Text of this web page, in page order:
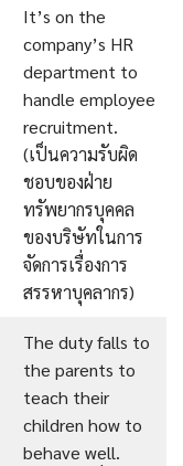
It’s on the
company’s HR
department to
handle employee
recruitment.
(เป็นความรับผิด
ชอบของฝ่าย
ทรัพยากรบุคคล
ของบริษัทในการ
จัดการเรื่องการ
สรรหาบุคลากร)
The duty falls to
the parents to
teach their
children how to
behave well.